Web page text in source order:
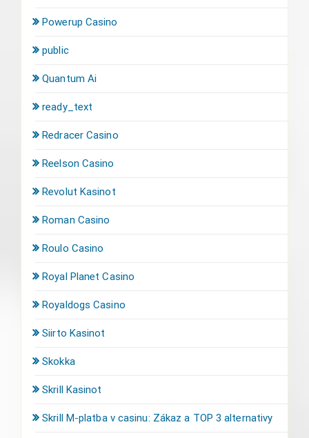
Powerup Casino
public
Quantum Ai
ready_text
Redracer Casino
Reelson Casino
Revolut Kasinot
Roman Casino
Roulo Casino
Royal Planet Casino
Royaldogs Casino
Siirto Kasinot
Skokka
Skrill Kasinot
Skrill M-platba v casinu: Zákaz a TOP 3 alternativy